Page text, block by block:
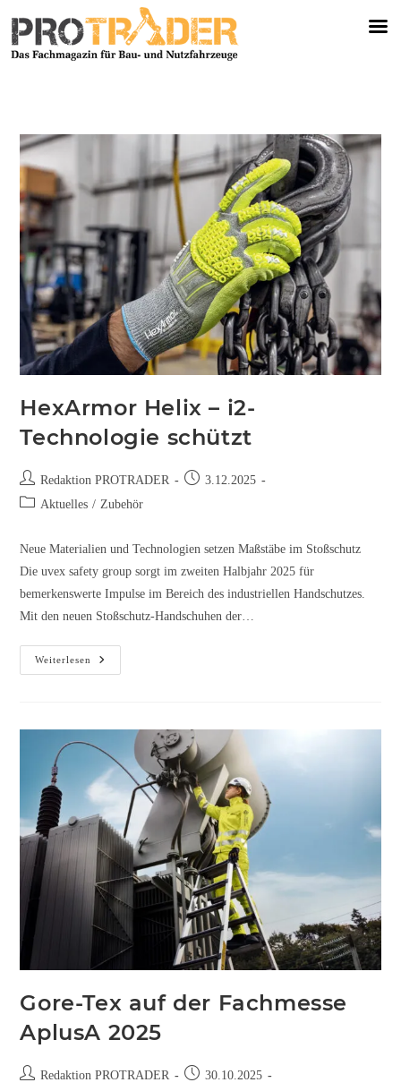
HexArmor Helix – i2-
Technologie schützt
Redaktion PROTRADER
3.12.2025
Aktuelles / Zubehör
Neue Materialien und Technologien setzen Maßstäbe im Stoßschutz
Die uvex safety group sorgt im zweiten Halbjahr 2025 für
bemerkenswerte Impulse im Bereich des industriellen Handschutzes.
Mit den neuen Stoßschutz-Handschuhen der…
Weiterlesen
Gore-Tex auf der Fachmesse
AplusA 2025
Redaktion PROTRADER
30.10.2025